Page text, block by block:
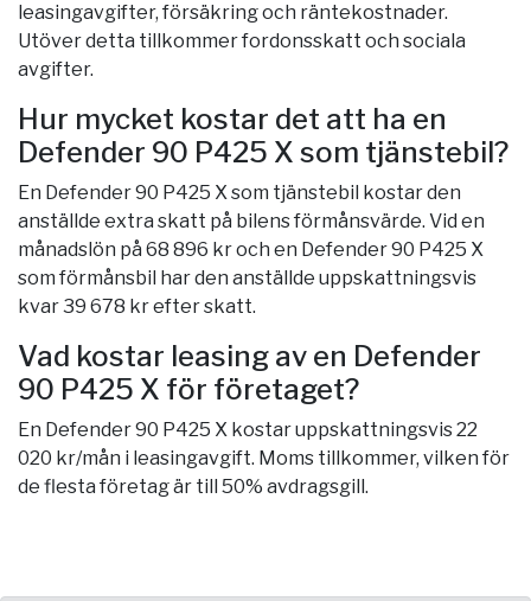
leasingavgifter, försäkring och räntekostnader.
Utöver detta tillkommer fordonsskatt och sociala
avgifter.
Hur mycket kostar det att ha en
Defender 90 P425 X som tjänstebil?
En Defender 90 P425 X som tjänstebil kostar den
anställde extra skatt på bilens förmånsvärde. Vid en
månadslön på 68 896 kr och en Defender 90 P425 X
som förmånsbil har den anställde uppskattningsvis
kvar 39 678 kr efter skatt.
Vad kostar leasing av en Defender
90 P425 X för företaget?
En Defender 90 P425 X kostar uppskattningsvis 22
020 kr/mån i leasingavgift. Moms tillkommer, vilken för
de flesta företag är till 50% avdragsgill.